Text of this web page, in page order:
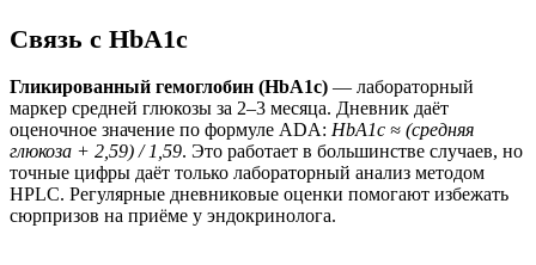
Связь с HbA1c
Гликированный гемоглобин (HbA1c) — лабораторный
маркер средней глюкозы за 2–3 месяца. Дневник даёт
оценочное значение по формуле ADA: HbA1c ≈ (средняя
глюкоза + 2,59) / 1,59. Это работает в большинстве случаев, но
точные цифры даёт только лабораторный анализ методом
HPLC. Регулярные дневниковые оценки помогают избежать
сюрпризов на приёме у эндокринолога.